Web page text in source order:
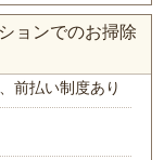
ョンでのお掃除
前払い制度あり